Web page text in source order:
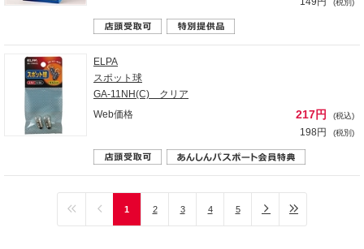
(税別)
ELPA
スポット球
GA-11NH(C) クリア
Web価格
217円 (税込)
198円 (税別)
1 2 3 4 5